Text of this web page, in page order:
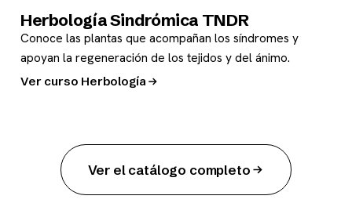
Herbología Sindrómica TNDR
Conoce las plantas que acompañan los síndromes y
apoyan la regeneración de los tejidos y del ánimo.
Ver curso Herbología
Ver el catálogo completo